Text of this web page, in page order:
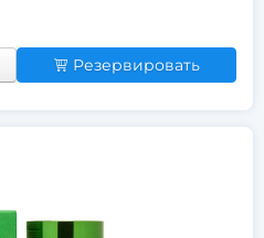
Резервировать